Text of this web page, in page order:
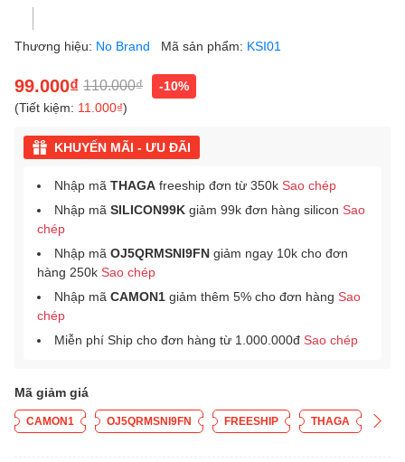
Thương hiệu: No Brand Mã sản phẩm: KSI01
99.000₫ 110.000₫
-10%
(Tiết kiệm: 11.000₫)
KHUYẾN MÃI - ƯU ĐÃI
Nhập mã THAGA freeship đơn từ 350k Sao chép
Nhập mã SILICON99K giảm 99k đơn hàng silicon Sao
chép
Nhập mã OJ5QRMSNI9FN giảm ngay 10k cho đơn
hàng 250k Sao chép
Nhập mã CAMON1 giảm thêm 5% cho đơn hàng Sao
chép
Miễn phí Ship cho đơn hàng từ 1.000.000đ Sao chép
Mã giảm giá
CAMON1 OJ5QRMSNI9FN FREESHIP THAGA